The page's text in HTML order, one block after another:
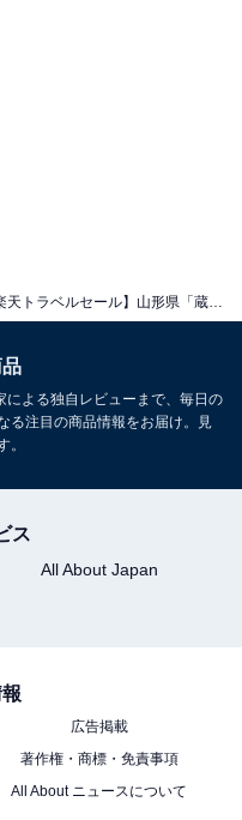
よる独自レビューまで、毎日の
る注目の商品情報をお届け。見
。
ス
All About Japan
広告掲載
著作権・商標・免責事項
All About ニュースについて